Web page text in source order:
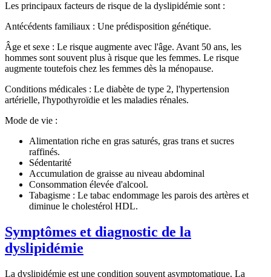
Les principaux facteurs de risque de la dyslipidémie sont :
Antécédents familiaux : Une prédisposition génétique.
Âge et sexe : Le risque augmente avec l'âge. Avant 50 ans, les
hommes sont souvent plus à risque que les femmes. Le risque
augmente toutefois chez les femmes dès la ménopause.
Conditions médicales : Le diabète de type 2, l'hypertension
artérielle, l'hypothyroïdie et les maladies rénales.
Mode de vie :
Alimentation riche en gras saturés, gras trans et sucres
raffinés.
Sédentarité
Accumulation de graisse au niveau abdominal
Consommation élevée d'alcool.
Tabagisme : Le tabac endommage les parois des artères et
diminue le cholestérol HDL.
Symptômes et diagnostic de la
dyslipidémie
La dyslipidémie est une condition souvent asymptomatique. La